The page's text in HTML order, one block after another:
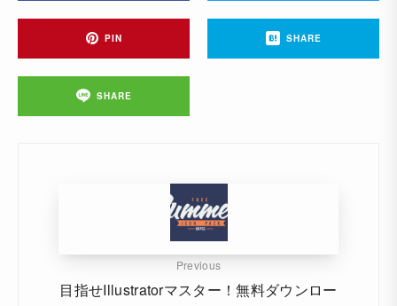
PIN SHARE
SHARE
Previous
目指せIllustratorマスター！無料ダウンロー